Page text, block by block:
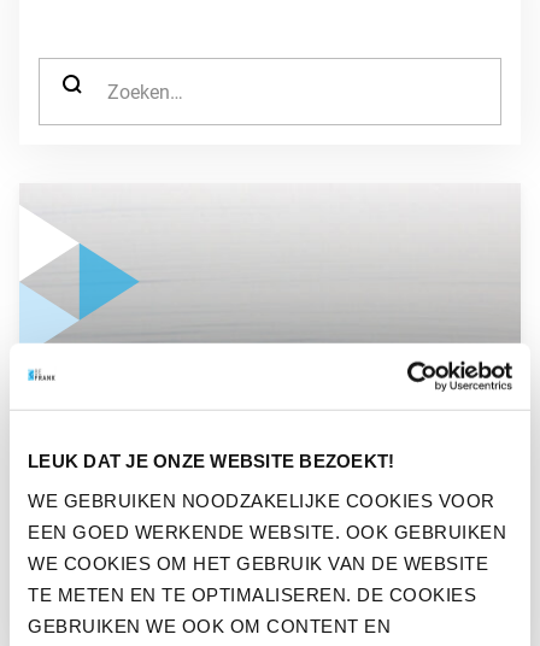
LEUK DAT JE ONZE WEBSITE BEZOEKT!
WE GEBRUIKEN NOODZAKELIJKE COOKIES VOOR
EEN GOED WERKENDE WEBSITE. OOK GEBRUIKEN
WE COOKIES OM HET GEBRUIK VAN DE WEBSITE
TE METEN EN TE OPTIMALISEREN. DE COOKIES
GEBRUIKEN WE OOK OM CONTENT EN
ZOEK NAAR:
BOOST JE IMMUUNSYSTEEM
MET ZWEMMEN IN
NATUURWATER
NIEUWS